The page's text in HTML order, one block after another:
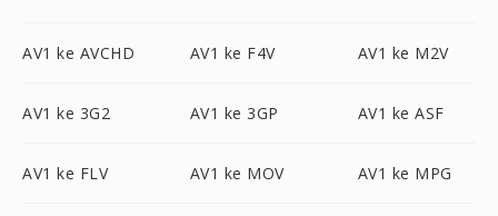
AV1 ke AVCHD AV1 ke F4V AV1 ke M2V
AV1 ke 3G2 AV1 ke 3GP AV1 ke ASF
AV1 ke FLV AV1 ke MOV AV1 ke MPG